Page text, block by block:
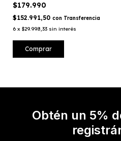
$179.990
$152.991,50 con Transferencia
6 x $29.998,33 sin interés
Obtén un 5%